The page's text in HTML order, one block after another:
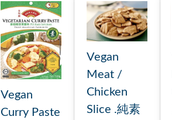
Vegan
Curry Paste
Vegan
Meat /
Chicken
Slice .純素